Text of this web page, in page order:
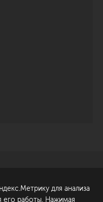
Обсудить проект
для анализа
его работы. Нажимая